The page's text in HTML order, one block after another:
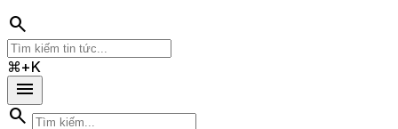
search
⌘+K
menu
search